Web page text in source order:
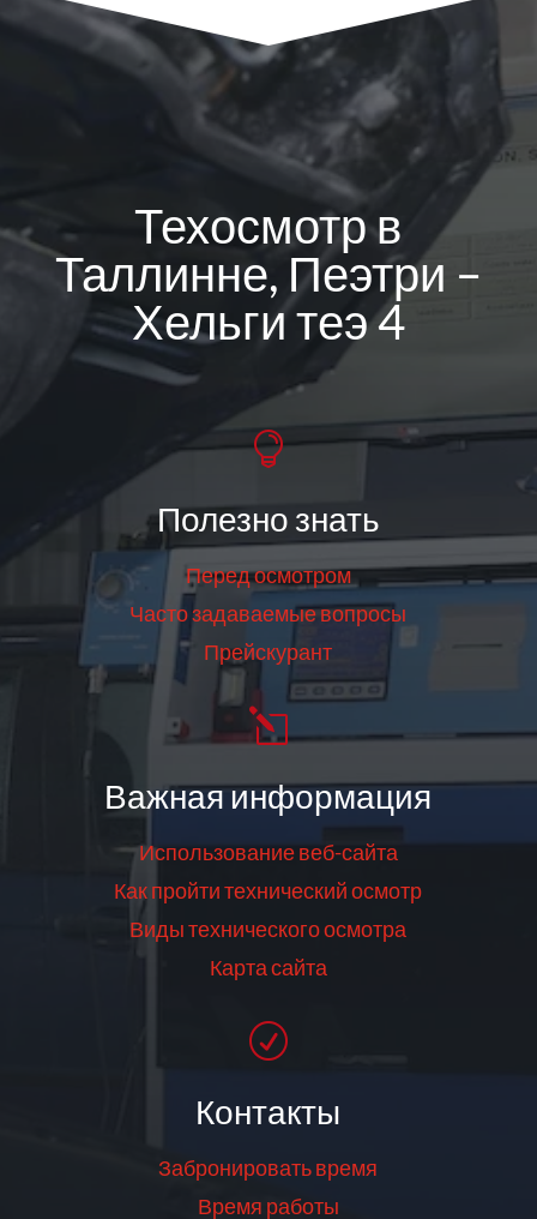
Техосмотр в
Таллинне, Пеэтри –
Хельги теэ 4

Полезно знать
Перед осмотром
Часто задаваемые вопросы
Прейскурант
l
Важная информация
Использование веб-сайта
Как пройти технический осмотр
Виды технического осмотра
Карта сайта
R
Контакты
Забронировать время
Время работы